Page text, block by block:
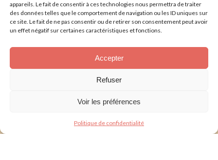
appareils. Le fait de consentir à ces technologies nous permettra de traiter
des données telles que le comportement de navigation ou les ID uniques sur
ce site. Le fait de ne pas consentir ou de retirer son consentement peut avoir
un effet négatif sur certaines caractéristiques et fonctions.
Accepter
Refuser
Voir les préférences
Politique de confidentialité
E-mail* : Souscrire
J'ai lu & j'accepte lapolitique de confidentalité